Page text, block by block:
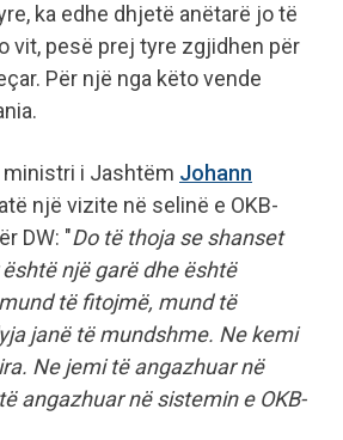
ka edhe dhjetë anëtarë jo të
vit, pesë prej tyre zgjidhen për
Për një nga këto vende
i Jashtëm Johann
një vizite në selinë e OKB-
DW: "Do të thoja se shanset
një garë dhe është
të fitojmë, mund të
janë të mundshme. Ne kemi
Ne jemi të angazhuar në
angazhuar në sistemin e OKB-